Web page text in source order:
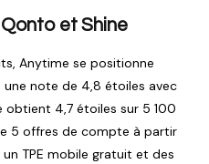
et Shine
Anytime se positionne
note de 4,8 étoiles avec
obtient 4,7 étoiles sur 5 100
5 offres de compte à partir
TPE mobile gratuit et des